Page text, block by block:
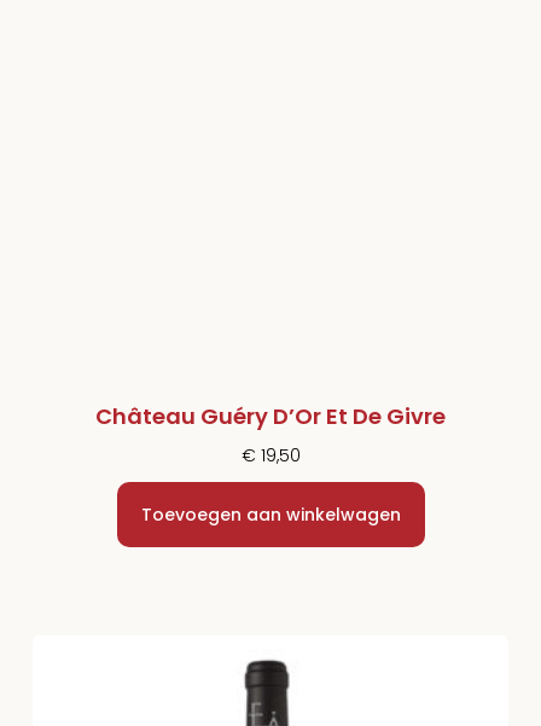
Château Guéry D’Or Et De Givre
€ 19,50
Toevoegen aan winkelwagen